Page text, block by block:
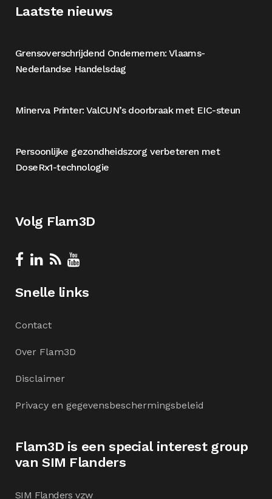
Laatste nieuws
Grensoverschrijdend Ondernemen: Vlaams-
Nederlandse Handelsdag
Minerva Printer: ValCUN’s doorbraak met EIC-steun
Persoonlijke gezondheidszorg verbeteren met
DoseRx1-technologie
Volg Flam3D
Snelle links
Contact
Over Flam3D
Disclaimer
Privacy en gegevensbeschermingsbeleid
Flam3D is een special interest group
van SIM Flanders
SIM Flanders vzw